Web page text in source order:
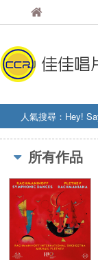
人氣搜尋： Hey!
STRAY KIDS
盧
所有作品